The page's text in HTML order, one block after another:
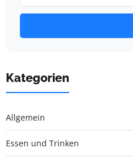
Kategorien
Allgemein
Essen und Trinken